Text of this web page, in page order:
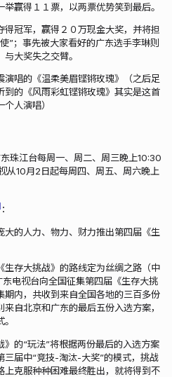
赢得１１票，以两票优势笑到最后。
冠军，赢得２０万现金大奖，并将担
”；事先被大家看好的广东选手李琳则
大奖失之交臂。
唱的《温柔美眉铿锵玫瑰》（之后足
的《风雨彩虹铿锵玫瑰》其实是这首
人演唱）
珠江台每周一、周二、周三晚上10:30
从10月2日起每周四、周五、周六晚上
：
的人力、物力、财力推出第四届《生
存大挑战》的路线定为丝绸之路（中
电视台向全国征集第四届《生存大挑
期内，共收到来自全国各地的三百多份
自北京和广东的最后五份入选方案，
的“玩法”将根据两份最后的入选方案
三届中“竞技-淘汰-大奖”的模式，挑战
克服种种困难最终胜出，就将得到不